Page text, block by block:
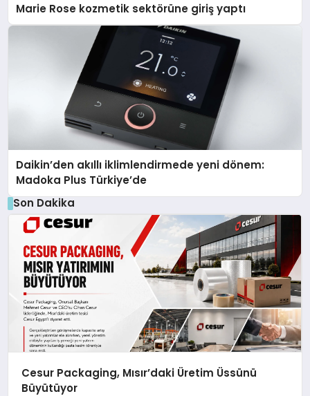
Marie Rose kozmetik sektörüne giriş yaptı
Daikin’den akıllı iklimlendirmede yeni dönem:
Madoka Plus Türkiye’de
Son Dakika
Cesur Packaging, Mısır’daki Üretim Üssünü
Büyütüyor